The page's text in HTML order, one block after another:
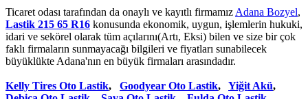
Ticaret odası tarafından da onaylı ve kayıtlı firmamız Adana Bozyel,
Lastik 215 65 R16 konusunda ekonomik, uygun, işlemlerin hukuki,
idari ve sekörel olarak tüm açılarını(Artı, Eksi) bilen ve size bir çok
faklı firmaların sunmayacağı bilgileri ve fiyatları sunabilecek
büyüklükte Adana'nın en büyük firmaları arasındadır.
Kelly Tires Oto Lastik, Goodyear Oto Lastik, Yiğit Akü,